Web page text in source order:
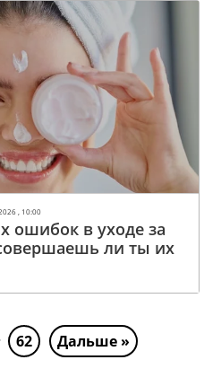
, 10:00
ошибок в уходе за
ли ты их
62 Дальше »